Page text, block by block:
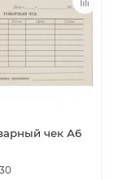
чек А6